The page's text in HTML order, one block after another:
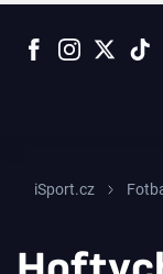
iSport.cz